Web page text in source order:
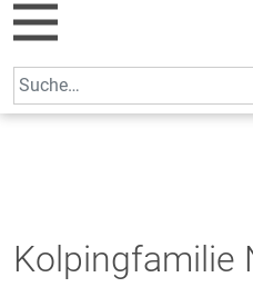
Skip
to
Search
for:
Kolpingfamilie